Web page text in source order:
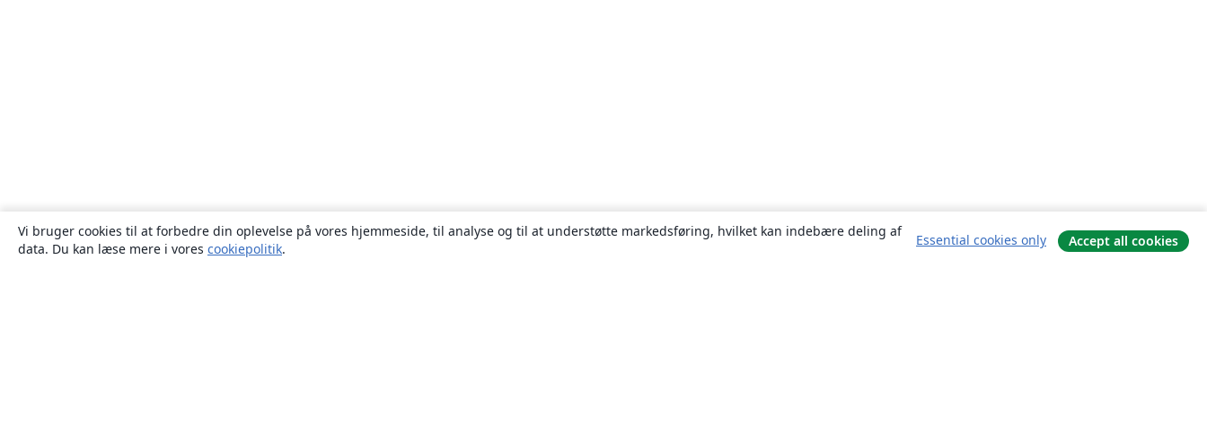
Vi bruger cookies til at forbedre din oplevelse på vores hjemmeside, til analyse og til at understøtte markedsføring, hvilket kan indebære deling af
data. Du kan læse mere i vores cookiepolitik.
Essential cookies only Accept all cookies